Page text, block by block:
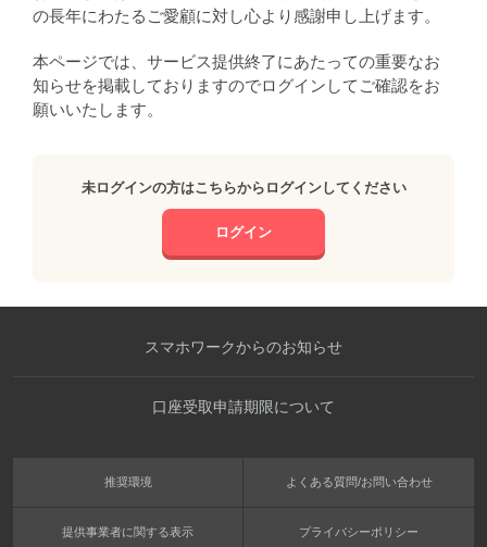
の長年にわたるご愛顧に対し心より感謝申し上げます。
本ページでは、サービス提供終了にあたっての重要なお
知らせを掲載しておりますのでログインしてご確認をお
願いいたします。
未ログインの方はこちらからログインしてください
ログイン
スマホワークからのお知らせ
口座受取申請期限について
推奨環境 よくある質問/お問い合わせ
提供事業者に関する表示 プライバシーポリシー